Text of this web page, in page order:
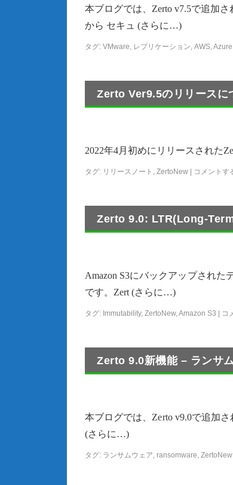
本ブログでは、Zerto v7.5で追加
から セキュ (さらに…)
タグ: VMware, レプリケーション, AWS,Azure
Zerto Ver9.5のリリースに
2022年4月初めにリリースされた
タグ: リリースノート , ZertoNew | コメントす
Zerto 9.0: LTR(Long-
Amazon S3にバックアップされ
です。Zert (さらに…)
タグ: Immutability, ZertoNew,Amazon S3 | コ
Zerto 9.0新機能 – ランサ
本ブログでは、Zerto v9.0で追加
(さらに…)
タグ: ランサムウェア, ransomware, ZertoNew